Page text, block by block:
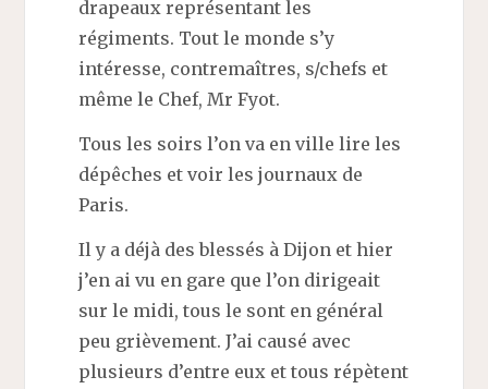
drapeaux représentant les
régiments. Tout le monde s’y
intéresse, contremaîtres, s/chefs et
même le Chef, Mr Fyot.
Tous les soirs l’on va en ville lire les
dépêches et voir les journaux de
Paris.
Il y a déjà des blessés à Dijon et hier
j’en ai vu en gare que l’on dirigeait
sur le midi, tous le sont en général
peu grièvement. J’ai causé avec
plusieurs d’entre eux et tous répètent